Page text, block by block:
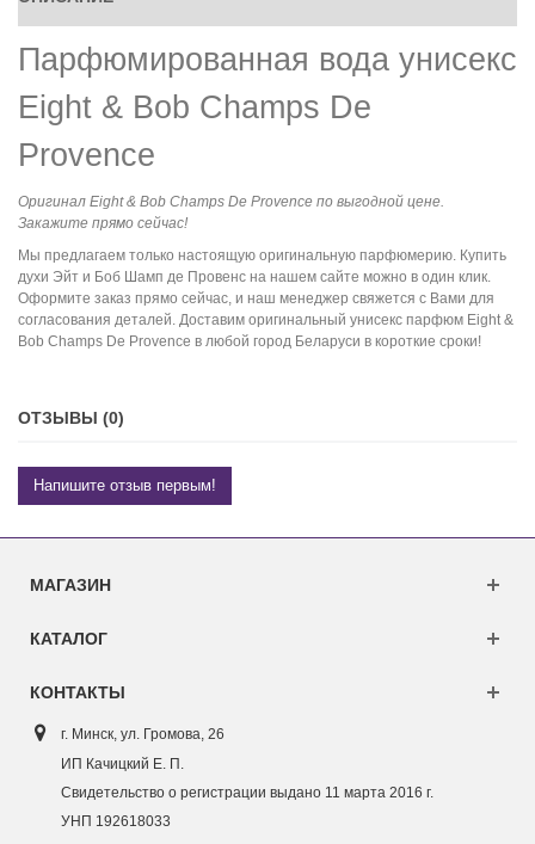
Парфюмированная вода унисекс
Eight & Bob Champs De
Provence
Оригинал Eight & Bob Champs De Provence по выгодной цене.
Закажите прямо сейчас!
Мы предлагаем только настоящую оригинальную парфюмерию. Купить
духи Эйт и Боб Шамп де Провенс на нашем сайте можно в один клик.
Оформите заказ прямо сейчас, и наш менеджер свяжется с Вами для
согласования деталей. Доставим оригинальный унисекс парфюм Eight &
Bob Champs De Provence в любой город Беларуси в короткие сроки!
ОТЗЫВЫ (0)
Напишите отзыв первым!
МАГАЗИН
КАТАЛОГ
КОНТАКТЫ
г. Минск, ул. Громова, 26
ИП Качицкий Е. П.
Свидетельство о регистрации выдано 11 марта 2016 г.
УНП 192618033